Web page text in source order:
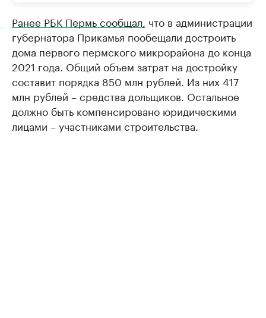
Ранее РБК Пермь сообщал, что в администрации
губернатора Прикамья пообещали достроить
дома первого пермского микрорайона до конца
2021 года. Общий объем затрат на достройку
составит порядка 850 млн рублей. Из них 417
млн рублей – средства дольщиков. Остальное
должно быть компенсировано юридическими
лицами – участниками строительства.